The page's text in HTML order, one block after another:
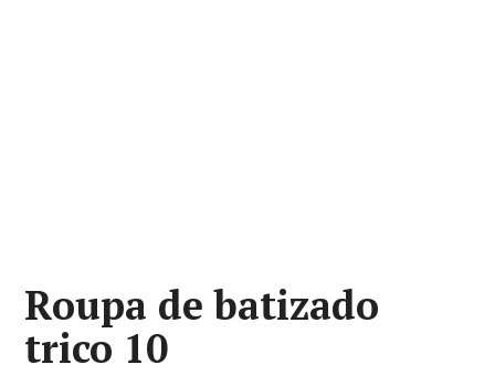
Roupa de batizado
trico 10